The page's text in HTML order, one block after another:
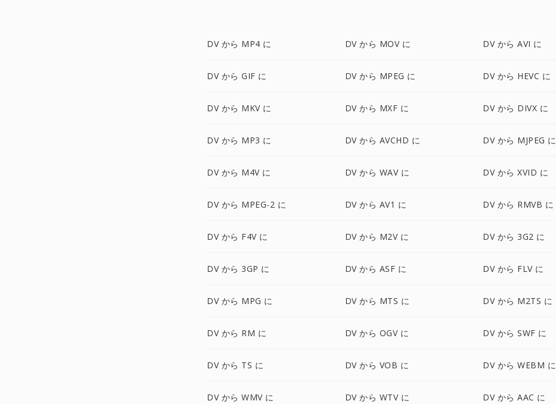
DV から MP4 に DV から MOV に DV から AVI に
DV から GIF に DV から MPEG に DV から HEVC に
DV から MKV に DV から MXF に DV から DIVX に
DV から MP3 に DV から AVCHD に DV から MJPEG に
DV から M4V に DV から WAV に DV から XVID に
DV から MPEG-2 に DV から AV1 に DV から RMVB に
DV から F4V に DV から M2V に DV から 3G2 に
DV から 3GP に DV から ASF に DV から FLV に
DV から MPG に DV から MTS に DV から M2TS に
DV から RM に DV から OGV に DV から SWF に
DV から TS に DV から VOB に DV から WEBM に
DV から WMV に DV から WTV に DV から AAC に